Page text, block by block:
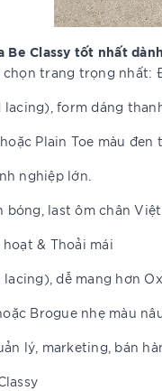
Be Classy tốt nhất
chọn trang trọng nhất:
form dáng
Plain Toe màu đen
nghiệp lớn.
bóng, last ôm chân Việt
hoạt & Thoải mái
dễ mang hơn
Brogue nhẹ màu
lý, marketing, bán